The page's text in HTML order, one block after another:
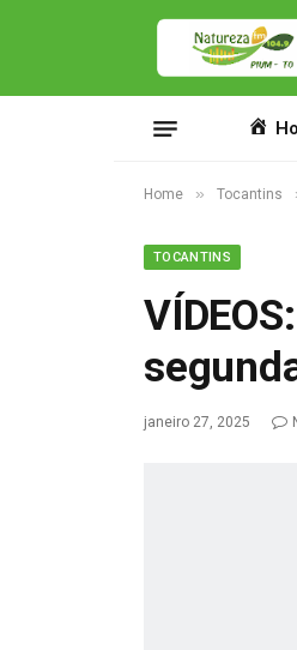
Home » Tocantins
TOCANTINS
janeiro 27, 2025